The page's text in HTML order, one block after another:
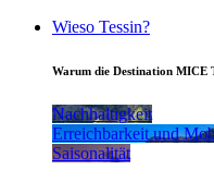
Wieso Tessin?
Warum die Destination MICE
Nachhaltigkeit
Erreichbarkeit und
Saisonalität